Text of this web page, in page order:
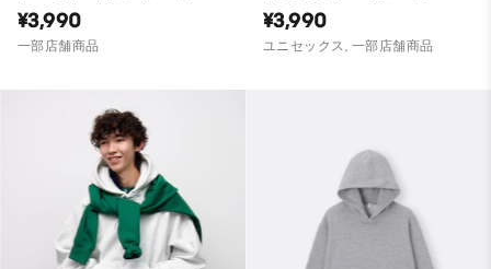
ーサイズフィット）
¥3,990
一部店舗商品
サイズフィット）
¥3,990
ユニセックス, 一部店舗商品